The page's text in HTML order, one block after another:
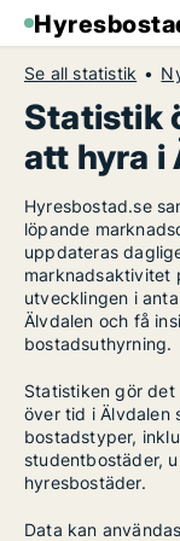
Se all statistik
Statistik
att hyra i
Hyresbostad.se
löpande
uppdateras
marknadsaktivitet
utvecklingen i
Älvdalen och få
bostadsuthyrning.
Statistiken gör
över tid i Älvdalen
bostadstyper,
studentbostäder,
hyresbostäder.
Data kan